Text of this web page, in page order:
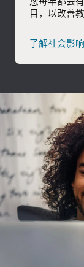
目，以改善
了解社会影